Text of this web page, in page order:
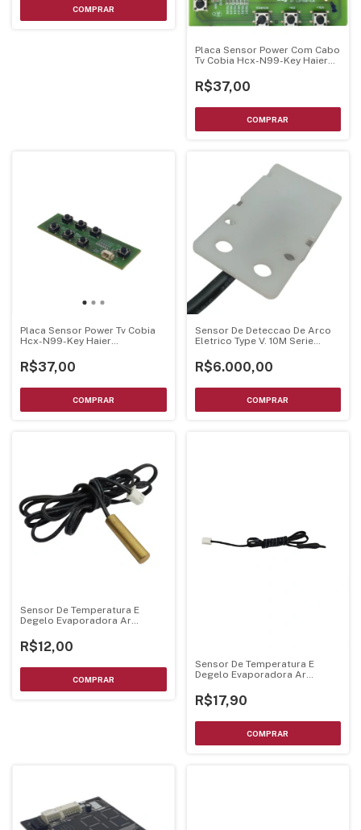
Placa Sensor Power Com Cabo
Tv Cobia Hcx-N99-Key Haier
R$37,00
Placa Sensor Power Tv Cobia
Hcx-N99-Key Haier
R$37,00
Sensor De Deteccao De Arco
Eletrico Type V. 10M Serie
832-3873
R$6.000,00
Sensor De Temperatura E
Degelo Evaporadora Ar
R$12,00
Sensor De Temperatura E
Degelo Evaporadora Ar
R$17,90